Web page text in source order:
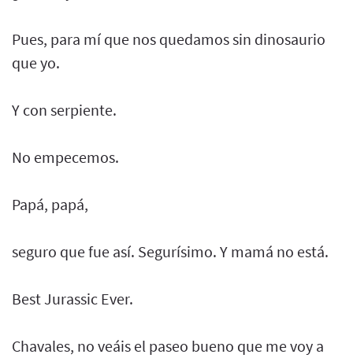
Pues, para mí que nos quedamos sin dinosaurio
que yo.
Y con serpiente.
No empecemos.
Papá, papá,
seguro que fue así. Segurísimo. Y mamá no está.
Best Jurassic Ever.
Chavales, no veáis el paseo bueno que me voy a